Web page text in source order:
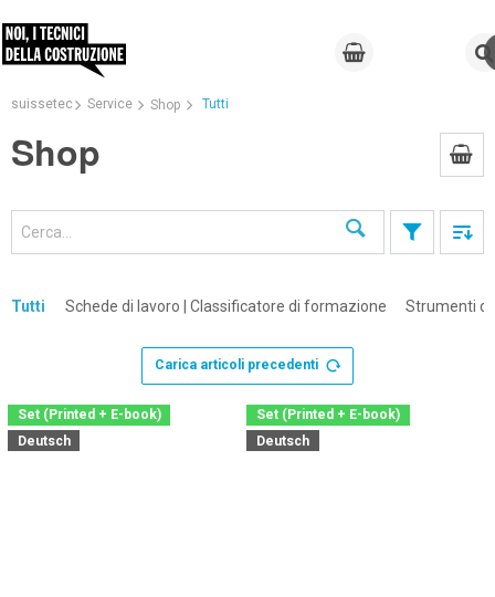
suissetec Service Shop Tutti
Shop
Cerca
Tutti Schede di lavoro | Classificatore di formazione Strumenti di
Carica articoli precedenti
Set (Printed + E-book)
Deutsch
Set (Printed + E-book)
Deutsch